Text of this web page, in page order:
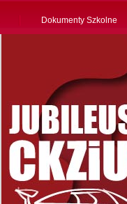
Dokumenty Szkolne